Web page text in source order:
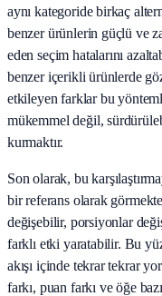
aynı kategoride birkaç
benzer ürünlerin güçlü ve
eden seçim hatalarını
benzer içerikli ürünlerde
etkileyen farklar bu
mükemmel değil,
kurmaktır.
Son olarak, bu
bir referans olarak
değişebilir, porsiyonlar
farklı etki yaratabilir. Bu
akışı içinde tekrar tekrar
farkı, puan farkı ve öğe